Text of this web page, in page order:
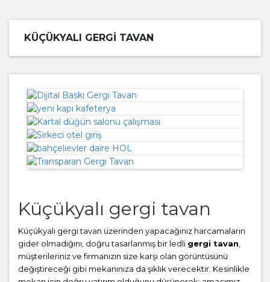
KÜÇÜKYALI GERGI TAVAN
Küçükyalı gergi tavan
Küçükyalı gergi tavan üzerinden yapacağınız harcamaların
gider olmadığını, doğru tasarlanmış bir ledli gergi tavan
müşterileriniz ve firmanızın size karşı olan görüntüsünü
değiştireceği gibi mekanınıza da şıklık verecektir. Kesinlikle